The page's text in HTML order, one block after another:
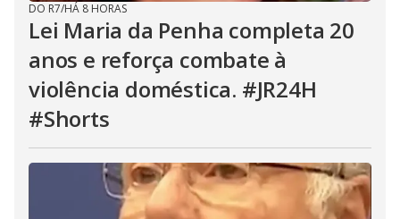
DO R7/HÁ 8 HORAS
Lei Maria da Penha completa 20
anos e reforça combate à
violência doméstica. #JR24H
#Shorts